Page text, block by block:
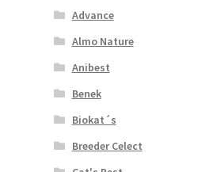
Advance
Almo Nature
Anibest
Benek
Biokat´s
Breeder Celect